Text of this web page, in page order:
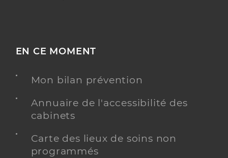
EN CE MOMENT
Mon bilan prévention
Annuaire de l'accessibilité des
cabinets
Carte des lieux de soins non
programmés